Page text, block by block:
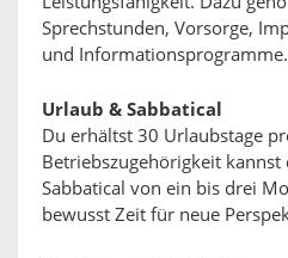
Sprechstunden, Vorsorge,
und Informationsprogramme.
Urlaub & Sabbatical
Du erhältst 30 Urlaubstage
Betriebszugehörigkeit kannst
Sabbatical von ein bis drei
bewusst Zeit für neue